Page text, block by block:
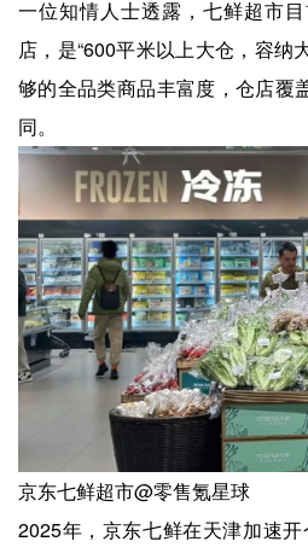
一位知情人士透露，七鲜超市
店，是“600平米以上大仓，容纳
够的全品类商品丰富度，仓店覆
同。
京东七鲜超市@零售氪星球
2025年，京东七鲜在天津加速